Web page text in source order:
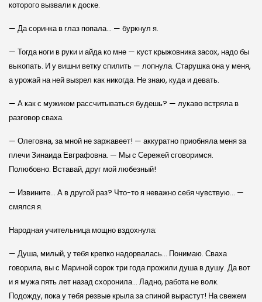
которого вызвали к доске.
— Да соринка в глаз попала… — буркнул я.
— Тогда ноги в руки и айда ко мне — куст крыжовника засох, надо бы
выкопать. И у вишни ветку спилить — лопнула. Старушка она у меня,
а урожай на ней вызрел как никогда. Не знаю, куда и девать.
— А как с мужиком рассчитываться будешь? — лукаво встряла в
разговор сваха.
— Олеговна, за мной не заржавеет! — аккуратно приобняла меня за
плечи Зинаида Евграфовна. — Мы с Сережей сговоримся.
Полюбовно. Вставай, друг мой любезный!
— Извините… А в другой раз? Что-то я неважно себя чувствую… —
смялся я.
Народная учительница мощно вздохнула:
— Душа, милый, у тебя крепко надорвалась… Понимаю. Сваха
говорила, вы с Мариной сорок три года прожили душа в душу. Да вот
и я мужа пять лет назад схоронила… Ладно, работа не волк.
Подожду, пока у тебя резвые крыла за спиной вырастут! На свежем